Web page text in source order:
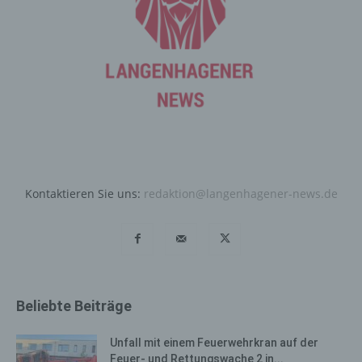
Kontaktieren Sie uns: redaktion@langenhagener-news.de
Beliebte Beiträge
Unfall mit einem Feuerwehrkran auf der
Feuer- und Rettungswache 2 in...
Bei der Nutzung dieser allgemeinen Daten und
betroffene Person. Diese Informationen werden vielmehr
benötigt, um (1) die Inhalte unserer Internetseite korrekt
auszuliefern, (2) die Inhalte unserer Internetseite sowie
im Falle eines Cyberangriffes die zur Strafverfolgung
anonym erhobenen Daten und Informationen werden
um letztlich ein optimales Schutzniveau für die von uns
sicherzustellen. Die anonymen Daten der Server-Logfiles
werden getrennt von allen durch eine betroffene Person